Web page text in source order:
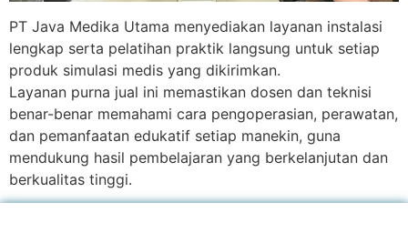
PT Java Medika Utama menyediakan layanan instalasi
lengkap serta pelatihan praktik langsung untuk setiap
produk simulasi medis yang dikirimkan.
Layanan purna jual ini memastikan dosen dan teknisi
benar-benar memahami cara pengoperasian, perawatan,
dan pemanfaatan edukatif setiap manekin, guna
mendukung hasil pembelajaran yang berkelanjutan dan
berkualitas tinggi.